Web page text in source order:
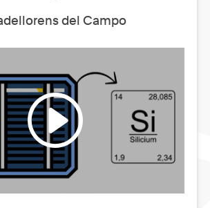
del Campo